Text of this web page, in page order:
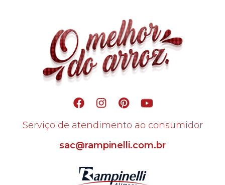
Serviço de atendimento ao consumidor
sac@rampinelli.com.br